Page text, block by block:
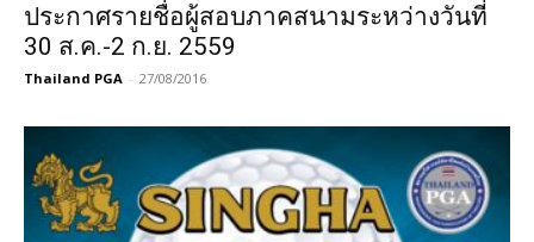
ประกาศรายชื่อผู้สอบภาคสนามระหว่างวันที่
30 ส.ค.-2 ก.ย. 2559
Thailand PGA - 27/08/2016